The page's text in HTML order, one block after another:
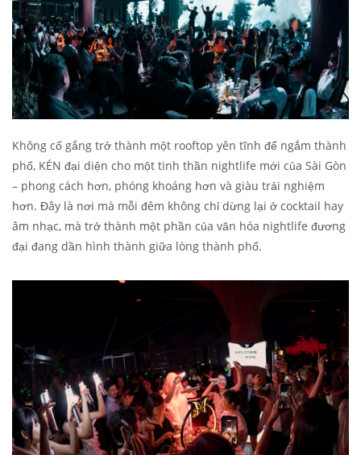
Không cố gắng trở thành một rooftop yên tĩnh để ngắm thành
phố, KÉN đại diện cho một tinh thần nightlife mới của Sài Gòn
– phong cách hơn, phóng khoáng hơn và giàu trải nghiệm
hơn. Đây là nơi mà mỗi đêm không chỉ dừng lại ở cocktail hay
âm nhạc, mà trở thành một phần của văn hóa nightlife đương
đại đang dần hình thành giữa lòng thành phố.